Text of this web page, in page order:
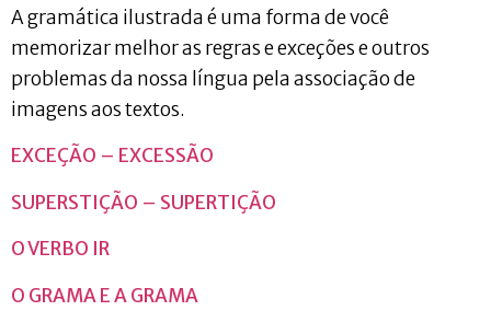
A gramática ilustrada é uma forma de você
memorizar melhor as regras e exceções e outros
problemas da nossa língua pela associação de
imagens aos textos.
EXCEÇÃO – EXCESSÃO
SUPERSTIÇÃO – SUPERTIÇÃO
O VERBO IR
O GRAMA E A GRAMA